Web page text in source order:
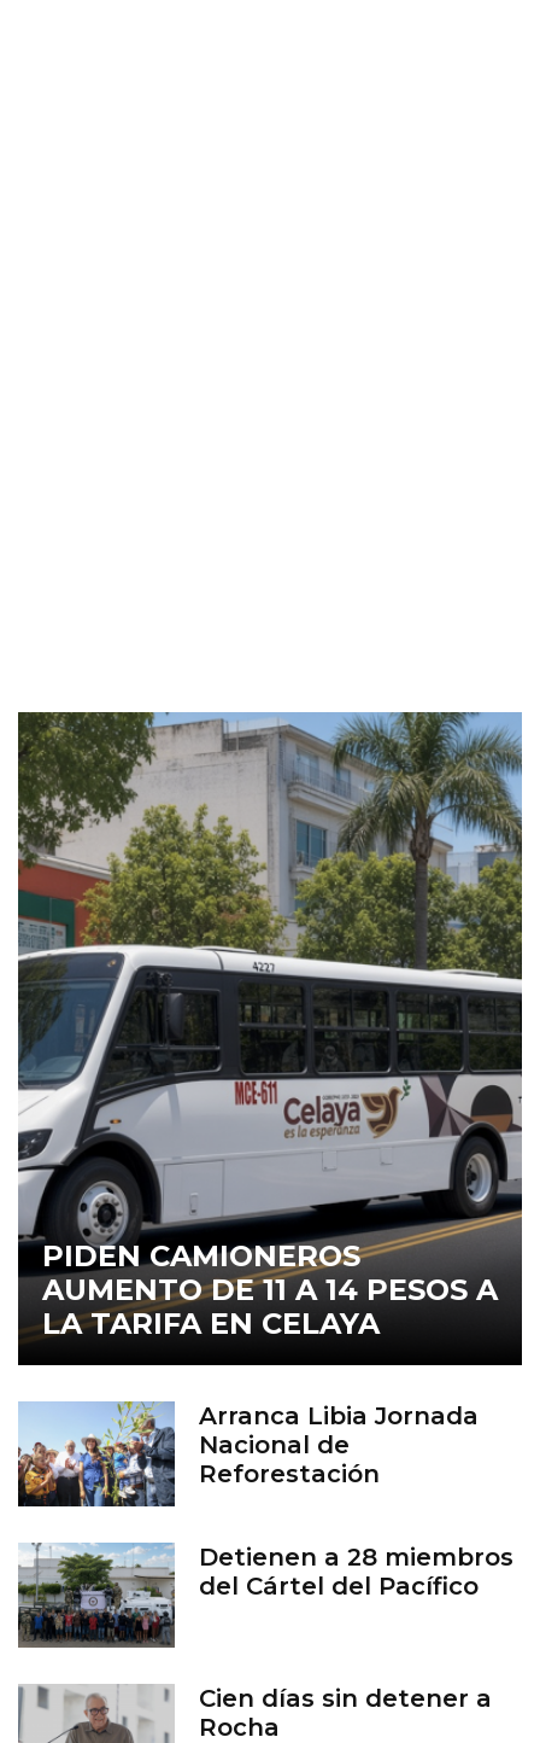
PIDEN CAMIONEROS
AUMENTO DE 11 A 14 PESOS A
LA TARIFA EN CELAYA
Arranca Libia Jornada
Nacional de
Reforestación
Detienen a 28 miembros
del Cártel del Pacífico
Cien días sin detener a
Rocha